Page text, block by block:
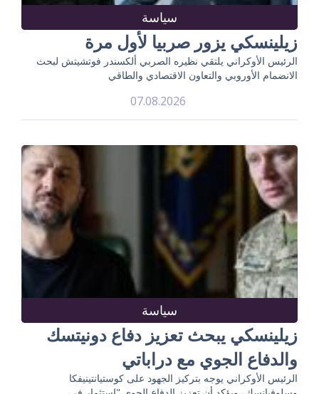
سياسة
زيلينسكي يزور صربيا لأول مرة
الرئيس الأوكراني يلتقي نظيره الصربي ألكسندر فوتشيتش لبحث
الانضمام الأوروبي والتعاون الاقتصادي والطاقي
07.08.2026
سياسة
زيلينسكي يبحث تعزيز دفاع دونيتسك
والدفاع الجوي مع دراباتي
الرئيس الأوكراني يوجه بتركيز الجهود على كوستيانتينيفكا